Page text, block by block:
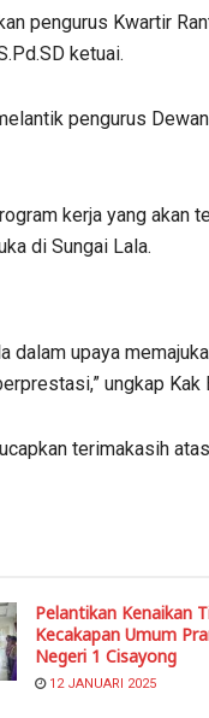
pengurus Kwartir
ketuai.
pengurus
kerja yang akan
di Sungai Lala.
dalam upaya
ungkap Kak
terimakasih
Pelantikan Kenaikan
Kecakapan Umum
Negeri 1 Cisayong
12 JANUARI 2025